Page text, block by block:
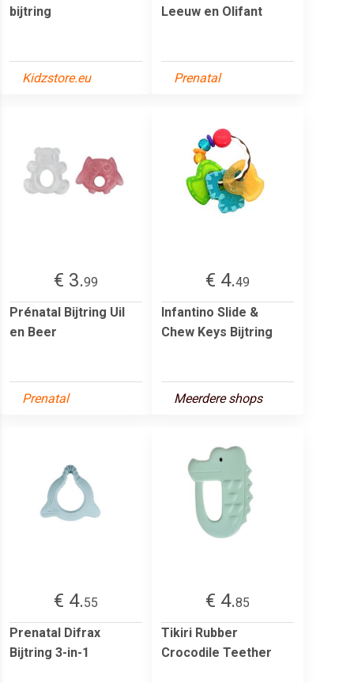
bijtring
Kidzstore.eu
Leeuw en Olifant
Prenatal
€ 3.99
Prénatal Bijtring Uil
en Beer
Prenatal
€ 4.49
Infantino Slide &
Chew Keys Bijtring
Meerdere shops
€ 4.55
Prenatal Difrax
Bijtring 3-in-1
€ 4.85
Tikiri Rubber
Crocodile Teether